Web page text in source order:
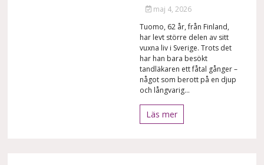
maj 4, 2026
Tuomo, 62 år, från Finland,
har levt större delen av sitt
vuxna liv i Sverige. Trots det
har han bara besökt
tandläkaren ett fåtal gånger –
något som berott på en djup
och långvarig...
Läs mer